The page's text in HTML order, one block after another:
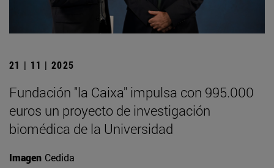
21 | 11 | 2025
Fundación "la Caixa" impulsa con 995.000
euros un proyecto de investigación
biomédica de la Universidad
Imagen Cedida